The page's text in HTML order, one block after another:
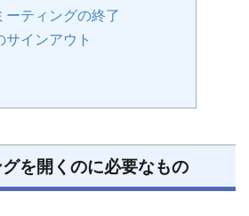
ーティングの終了
サインアウト
を開くのに必要なもの